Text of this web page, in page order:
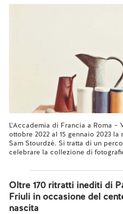
L'Accademia di Francia a Roma
ottobre 2022 al 15 gennaio 2023
Sam Stourdzé. Si tratta di un
celebrare la collezione di
Oltre 170 ritratti inediti di
Friuli in occasione del
nascita